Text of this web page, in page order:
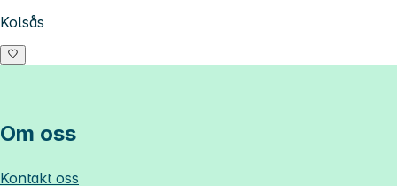
Kolsås
Om oss
Kontakt oss